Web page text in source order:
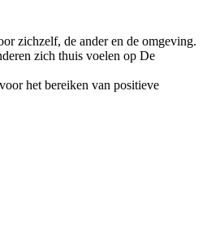
zichzelf, de ander en de omgeving.
zich thuis voelen op De
het bereiken van positieve